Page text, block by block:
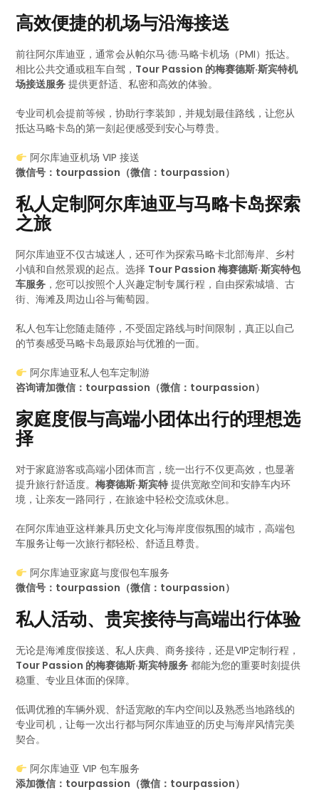
高效便捷的机场与沿海接送
前往阿尔库迪亚，通常会从帕尔马·德·马略卡机场（PMI）抵达。
相比公共交通或租车自驾， Tour Passion 的梅赛德斯·斯宾特机
场接送服务 提供更舒适、私密和高效的体验。
专业司机会提前等候，协助行李装卸，并规划最佳路线，让您从
抵达马略卡岛的第一刻起便感受到安心与尊贵。
阿尔库迪亚机场 VIP 接送
微信号：tourpassion（微信：tourpassion）
私人定制阿尔库迪亚与马略卡岛探索
之旅
阿尔库迪亚不仅古城迷人，还可作为探索马略卡北部海岸、乡村
小镇和自然景观的起点。选择 Tour Passion 梅赛德斯·斯宾特包
车服务 ，您可以按照个人兴趣定制专属行程，自由探索城墙、古
街、海滩及周边山谷与葡萄园。
私人包车让您随走随停，不受固定路线与时间限制，真正以自己
的节奏感受马略卡岛最原始与优雅的一面。
阿尔库迪亚私人包车定制游
咨询请加微信：tourpassion（微信：tourpassion）
家庭度假与高端小团体出行的理想选
择
对于家庭游客或高端小团体而言，统一出行不仅更高效，也显著
提升旅行舒适度。梅赛德斯·斯宾特 提供宽敞空间和安静车内环
境，让亲友一路同行，在旅途中轻松交流或休息。
在阿尔库迪亚这样兼具历史文化与海岸度假氛围的城市，高端包
车服务让每一次旅行都轻松、舒适且尊贵。
阿尔库迪亚家庭与度假包车服务
微信号：tourpassion（微信：tourpassion）
私人活动、贵宾接待与高端出行体验
无论是海滩度假接送、私人庆典、商务接待，还是VIP定制行程，
Tour Passion 的梅赛德斯·斯宾特服务 都能为您的重要时刻提供
稳重、专业且体面的保障。
低调优雅的车辆外观、舒适宽敞的车内空间以及熟悉当地路线的
专业司机，让每一次出行都与阿尔库迪亚的历史与海岸风情完美
契合。
阿尔库迪亚 VIP 包车服务
添加微信：tourpassion（微信：tourpassion）